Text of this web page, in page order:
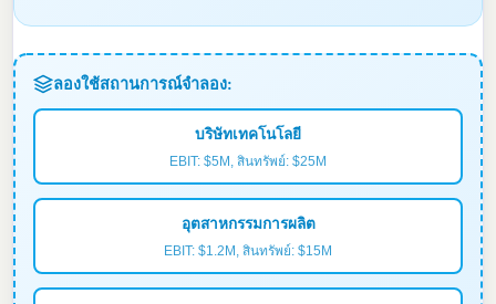
ลองใช้สถานการณ์จำลอง:
บริษัทเทคโนโลยี
EBIT: $5M, สินทรัพย์: $25M
อุตสาหกรรมการผลิต
EBIT: $1.2M, สินทรัพย์: $15M